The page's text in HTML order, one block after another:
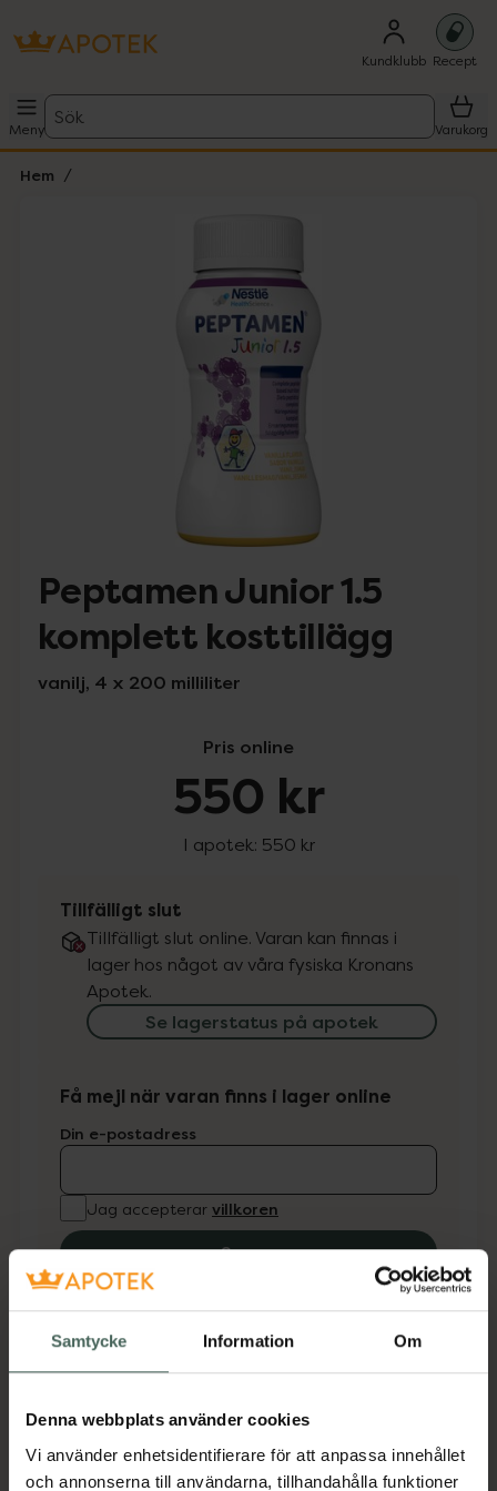
Samtycke Information Om
Denna webbplats använder cookies
Vi använder enhetsidentifierare för att anpassa innehållet
och annonserna till användarna, tillhandahålla funktioner
Kundklubb Recept
Meny
Sök
Varukorg
Hem
Peptamen Junior 1.5
komplett kosttillägg
vanilj, 4 x 200 milliliter
Pris online
550 kr
I apotek: 550 kr
Tillfälligt slut
Tillfälligt slut online. Varan kan finnas i
lager hos något av våra fysiska Kronans
Apotek.
Se lagerstatus på apotek
Få mejl när varan finns i lager online
Din e-postadress
Jag accepterar villkoren
Spara
Peptamen® Junior 1.5 är en näringsmässigt
komplett, peptidbaserad näringsdryck